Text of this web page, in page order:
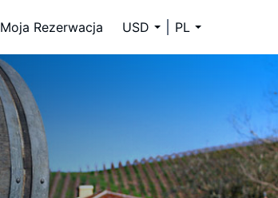
Moja Rezerwacja USD PL